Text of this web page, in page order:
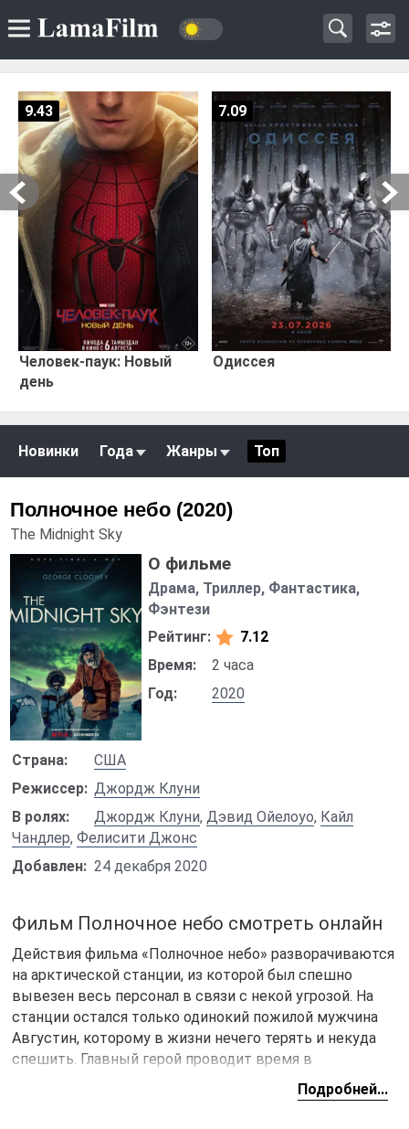
Человек-паук: Новый
день
9.43
Одиссея
7.09
Новинки Года Жанры Топ
Полночное небо (2020)
The Midnight Sky
О фильме
Драма, Триллер, Фантастика,
Фэнтези
Рейтинг:
7.12
Время:
2 часа
Год:
2020
Страна:
США
Режиссер: Джордж Клуни
В ролях:
Джордж Клуни, Дэвид Ойелоуо, Кайл
Чандлер,Фелисити Джонс
Добавлен: 24 декабря 2020
Фильм Полночное небо смотреть онлайн
Действия фильма «Полночное небо» разворачиваются
на арктической станции, из которой был спешно
вывезен весь персонал в связи с некой угрозой. На
станции остался только одинокий пожилой мужчина
Августин, которому в жизни нечего терять и некуда
спешить. Главный герой проводит время в
одиночестве, находит все время какие-то занятия или
просто выпивает. Все меняется, когда Августин
Подробней...